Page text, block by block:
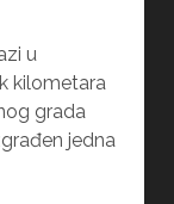
u
kilometara
grada
jedna